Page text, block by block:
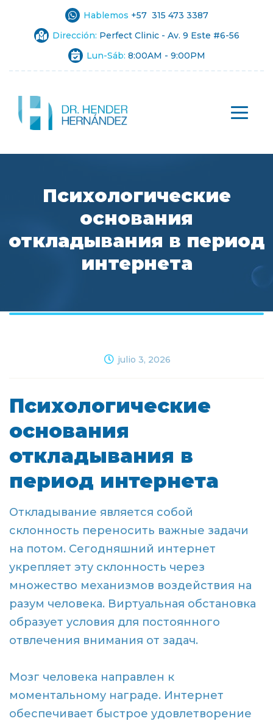
Hablemos +57 315 473 3387
Dirección: Perfect Clinic - Av. 9 Este #6-56
Lun-Sáb: 8:00AM - 9:00PM
Психологические
основания
откладывания в период
интернета
julio 3, 2026
Психологические
основания
откладывания в
период интернета
Откладывание является собой
склонность переносить важные задачи
на потом. Сегодняшний интернет
укрепляет эту склонность через
множество механизмов воздействия на
разум человека. Виртуальная обстановка
образует условия для постоянного
отвлечения внимания от задач.
Мозг человека направлен к
моментальному награде. Интернет
обеспечивает быстрое удовлетворение